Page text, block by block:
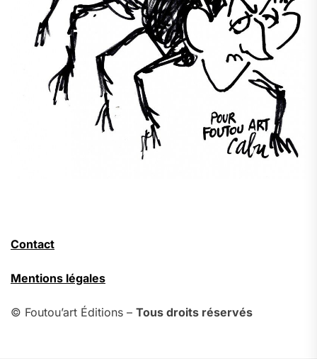
Contact
Mentions légales
© Foutou’art Éditions – Tous droits réservés